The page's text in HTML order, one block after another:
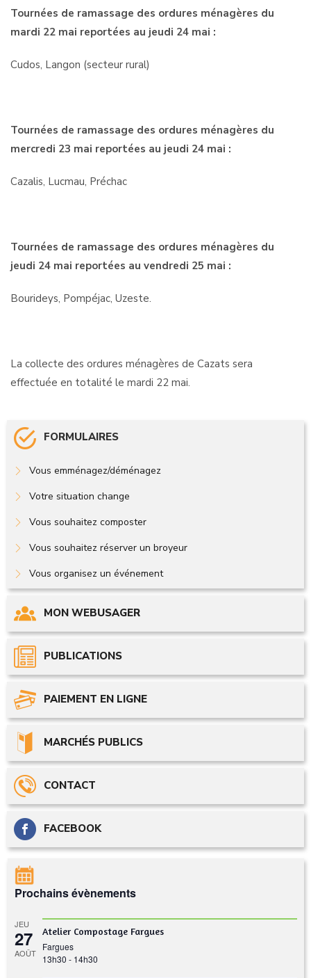
Tournées de ramassage des ordures ménagères du
mardi 22 mai reportées au jeudi 24 mai :
Cudos, Langon (secteur rural)
Tournées de ramassage des ordures ménagères du
mercredi 23 mai reportées au jeudi 24 mai :
Cazalis, Lucmau, Préchac
Tournées de ramassage des ordures ménagères du
jeudi 24 mai reportées au vendredi 25 mai :
Bourideys, Pompéjac, Uzeste.
La collecte des ordures ménagères de Cazats sera
effectuée en totalité le mardi 22 mai.
FORMULAIRES
Vous emménagez/déménagez
Votre situation change
Vous souhaitez composter
Vous souhaitez réserver un broyeur
Vous organisez un événement
MON WEBUSAGER
PUBLICATIONS
PAIEMENT EN LIGNE
MARCHÉS PUBLICS
CONTACT
FACEBOOK
Prochains évènements
JEU
27
AOÛT
Atelier Compostage Fargues
Fargues
13h30 - 14h30